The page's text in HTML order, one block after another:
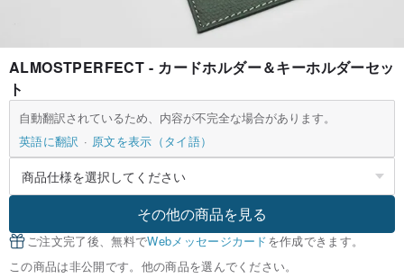
ALMOSTPERFECT - カードホルダー＆キーホルダーセッ
ト
自動翻訳されているため、内容が不完全な場合があります。
英語に翻訳
原文を表示（タイ語）
その他の商品を見る
ご注文完了後、無料でWebメッセージカードを作成できます。
この商品は非公開です。他の商品を選んでください。